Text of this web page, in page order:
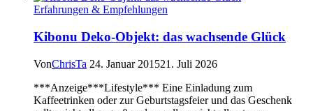
Erfahrungen & Empfehlungen
Kibonu Deko-Objekt: das wachsende Glück
VonChrisTa 24. Januar 201521. Juli 2026
***Anzeige***Lifestyle*** Eine Einladung zum
Kaffeetrinken oder zur Geburtstagsfeier und das Geschenk